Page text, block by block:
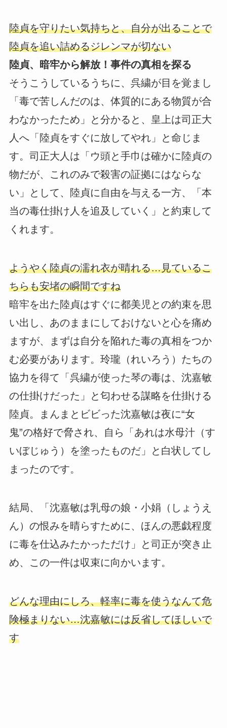
陸貞を守りたい気持ちと、自分が出ることで
陸貞を追い詰めるジレンマが切ない
陸貞、暗牢から解放！事件の真相を探る
そうこうしているうちに、呉繍が目を覚まし
「毒で苦しんだのは、体質的にある物質が合
わなかったため」と分かると、皇上は司正大
人へ「陸貞をすぐに放してやれ」と命じま
す。司正大人は「ウ頭と手巾は確かに陸貞の
物だが、これのみで殺害の証拠にはならな
い」として、陸貞に自由を与える一方、「本
当の毒仕掛け人を追及していく」と約束して
くれます。
ようやく陸貞の濡れ衣が晴れる…見ているこ
ちらも安堵の瞬間ですね
暗牢を出た陸貞はすぐに都美児との約束を思
い出し、あのままにしておけないと心を痛め
ますが、まずは自分を陥れた毒の真相をつか
む必要があります。玲瓏（れいろう）たちの
協力を得て「呉繍が使った琴の毒は、沈嘉敏
の仕掛けだった」と匂わせる謀略を仕掛ける
陸貞。まんまとビビった沈嘉敏は夜に“女
鬼”の格好で脅され、自ら「あれは水母汁（す
いぼじゅう）を塗ったものだ」と白状してし
まったのです。
結局、「沈嘉敏は乳母の娘・小娟（しょうえ
ん）の恨みを晴らすために、ほんの悪戯程度
に毒を仕込みたかっただけ」と司正が突き止
め、この一件は収束に向かいます。
どんな理由にしろ、軽率に毒を使うなんて危
険極まりない…沈嘉敏には反省してほしいで
す